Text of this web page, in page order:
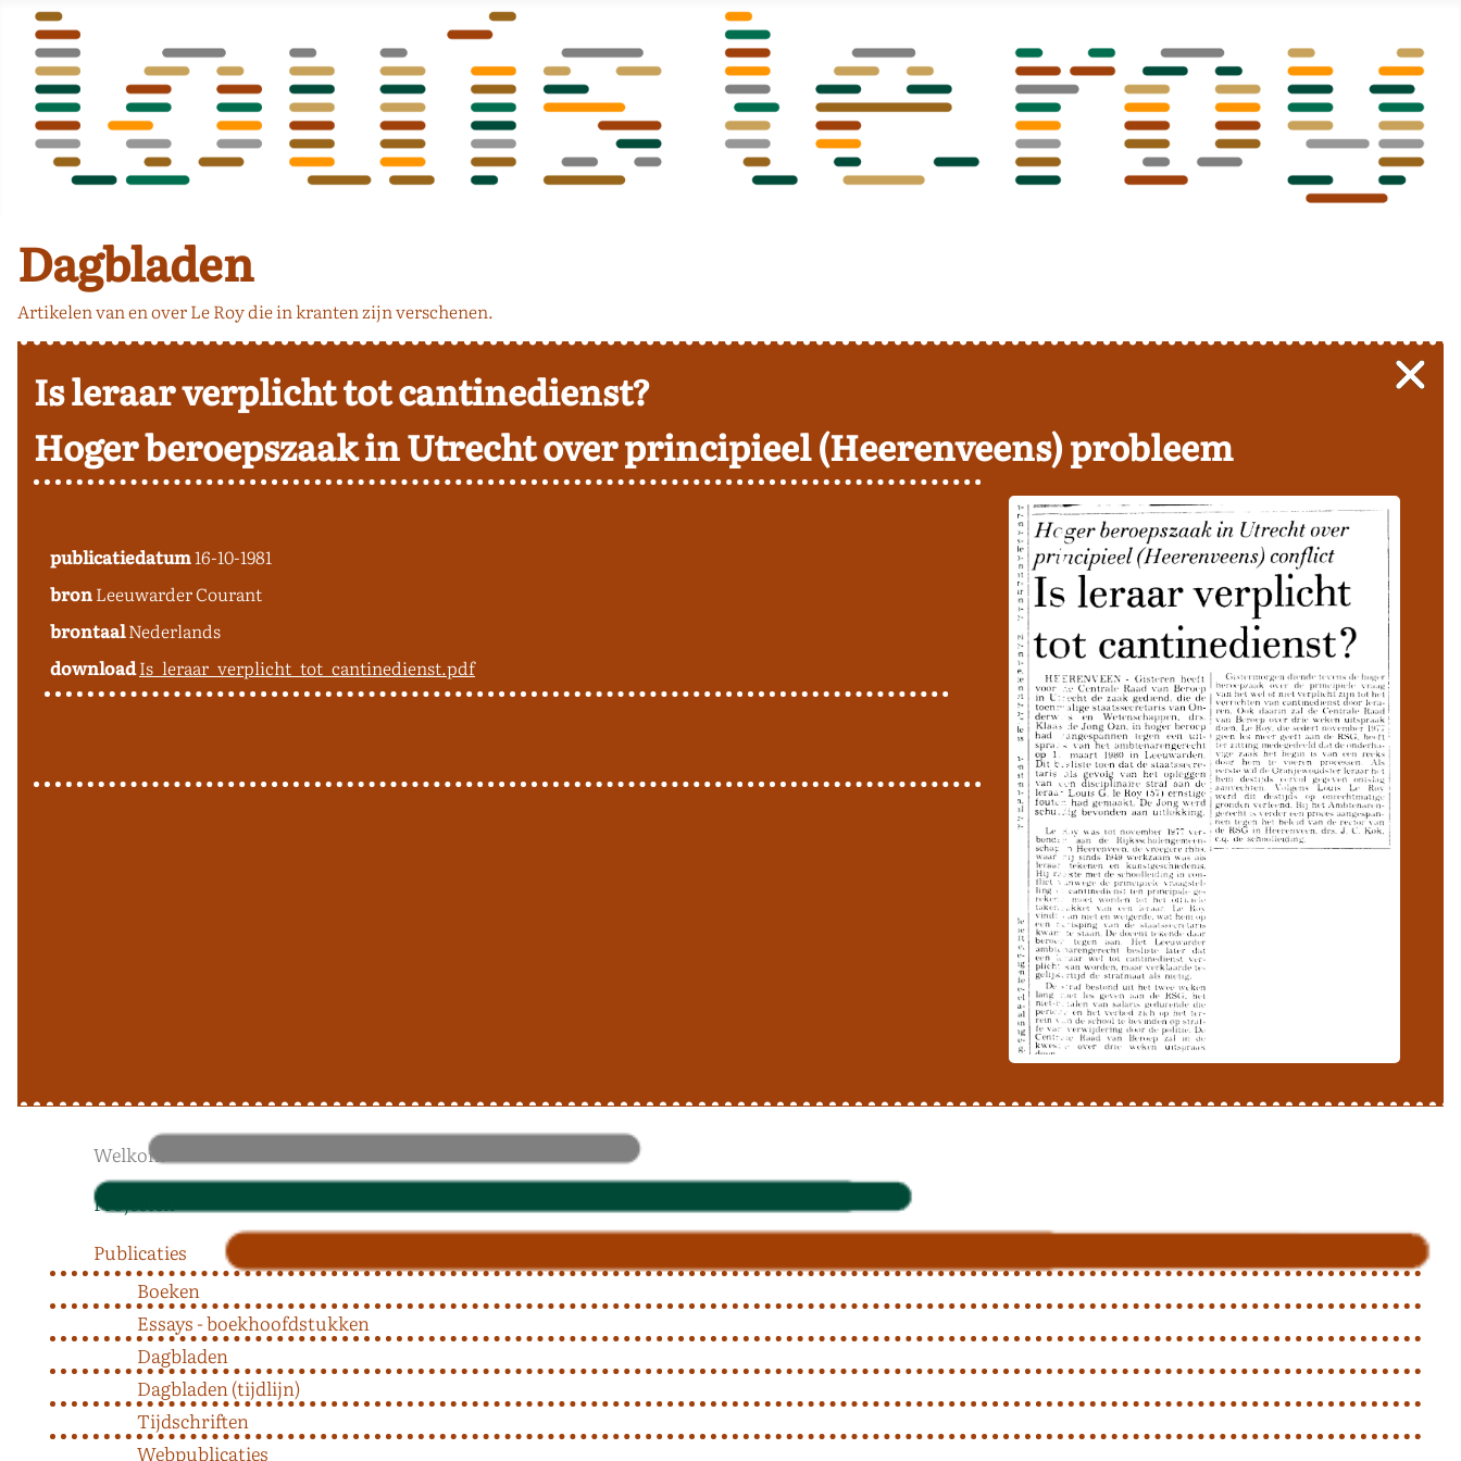
Welkom
Projecten
Publicaties
Boeken
Essays - boekhoofdstukken
Dagbladen
Dagbladen (tijdlijn)
Tijdschriften
Webpublicaties
Dagbladen
Artikelen van en over Le Roy die in kranten zijn verschenen.
Is leraar verplicht tot cantinedienst?
Hoger beroepszaak in Utrecht over principieel (Heerenveens) probleem
publicatiedatum16-10-1981
bronLeeuwarder Courant
brontaalNederlands
downloadIs_leraar_verplicht_tot_cantinedienst.pdf